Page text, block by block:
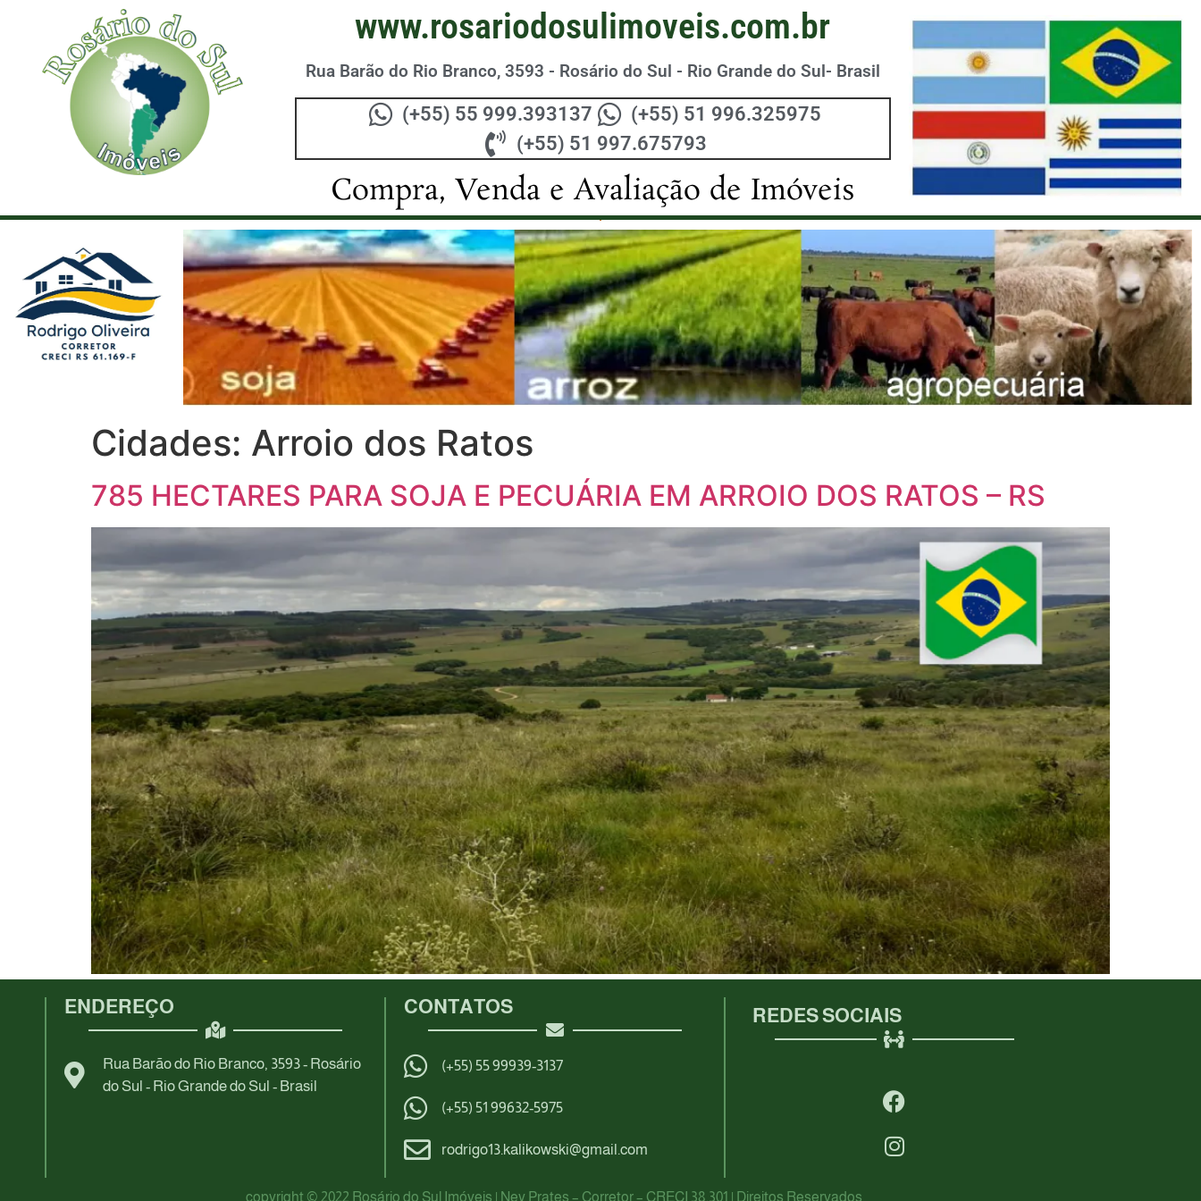
www.rosariodosulimoveis.com.br
Rua Barão do Rio Branco, 3593 - Rosário do Sul - Rio Grande do Sul- Brasil
(+55) 55 999.393137
(+55) 51 996.325975
(+55) 51 997.675793
Compra, Venda e Avaliação de Imóveis
Cidades: Arroio dos Ratos
785 HECTARES PARA SOJA E PECUÁRIA EM ARROIO DOS RATOS – RS
ENDEREÇO
Rua Barão do Rio Branco, 3593 - Rosário
do Sul - Rio Grande do Sul - Brasil
CONTATOS
(+55) 55 99939-3137
(+55) 51 99632-5975
rodrigo13.kalikowski@gmail.com
REDES SOCIAIS
copyright © 2022 Rosário do Sul Imóveis | Ney Prates – Corretor – CRECI 38.301 | Direitos Reservados